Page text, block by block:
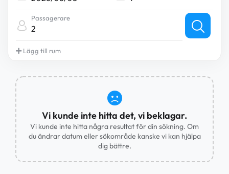
Passagerare
2
Lägg till rum
Vi kunde inte hitta det, vi beklagar.
Vi kunde inte hitta några resultat för din sökning. Om
du ändrar datum eller sökområde kanske vi kan hjälpa
dig bättre.